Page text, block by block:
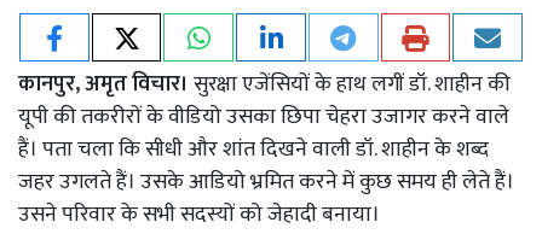
कानपुर, अमृत विचार। सुरक्षा एजेंसियों के हाथ लगीं डॉ. शाहीन की
यूपी की तकरीरों के वीडियो उसका छिपा चेहरा उजागर करने वाले
हैं। पता चला कि सीधी और शांत दिखने वाली डॉ. शाहीन के शब्द
जहर उगलते हैं। उसके आडियो भ्रमित करने में कुछ समय ही लेते हैं।
उसने परिवार के सभी सदस्यों को जेहादी बनाया।